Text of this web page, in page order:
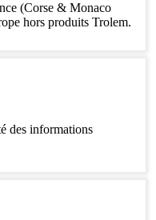
(Corse & Monaco
hors produits Trolem.
des informations